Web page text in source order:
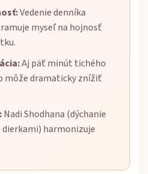
Vedenie denníka
myseľ na hojnosť
Aj päť minút tichého
môže dramaticky znížiť
Nadi Shodhana (dýchanie
harmonizuje